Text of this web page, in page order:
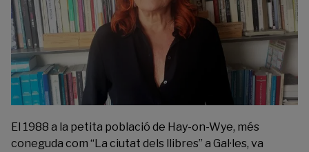
El 1988 a la petita població de Hay-on-Wye, més
coneguda com “La ciutat dels llibres” a Gal·les, va